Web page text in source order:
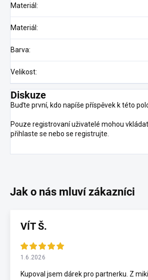
Materiál :
Materiál :
Barva:
Velikost:
Diskuze
Buďte první, kdo napíše příspěvek k této
Pouze registrovaní uživatelé mohou
přihlaste se nebo se registrujte
VÍT Š.
1.6.2026
Kupoval jsem dárek pro partnerku. Z